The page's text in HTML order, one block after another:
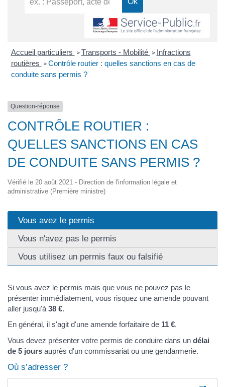
Accueil particuliers > Transports - Mobilité > Infractions
routières > Contrôle routier : quelles sanctions en cas de
conduite sans permis ?
Question-réponse
CONTRÔLE ROUTIER :
QUELLES SANCTIONS EN CAS
DE CONDUITE SANS PERMIS ?
Vérifié le 20 août 2021 - Direction de l'information légale et
administrative (Première ministre)
Vous avez le permis
Vous n'avez pas le permis
Vous utilisez un permis faux ou falsifié
Si vous avez le permis mais que vous ne pouvez pas le
présenter immédiatement, vous risquez une amende pouvant
aller jusqu'à 38 €.
En général, il s'agit d'une amende forfaitaire de 11 €.
Vous devez présenter votre permis de conduire dans un délai
de 5 jours auprès d'un commissariat ou une gendarmerie.
Où s’adresser ?